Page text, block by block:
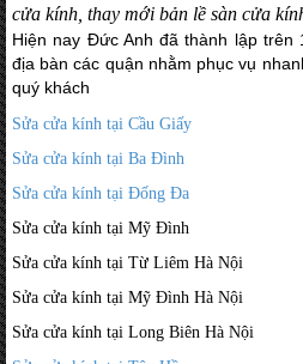
cửa kính, thay mới bản lề sàn cửa
Hiện nay Đức Anh đã thành lập
địa bàn các quận nhằm phục vụ
quý khách
Sửa cửa kính tại Cầu Giấy
Sửa cửa kính tại Ba Đình
Sửa cửa kính tại Đống Đa
Sửa cửa kính tại Mỹ Đình
Sửa cửa kính tại Từ Liêm Hà Nội
Sửa cửa kính tại Mỹ Đình Hà Nội
Sửa cửa kính tại Long Biên Hà Nội